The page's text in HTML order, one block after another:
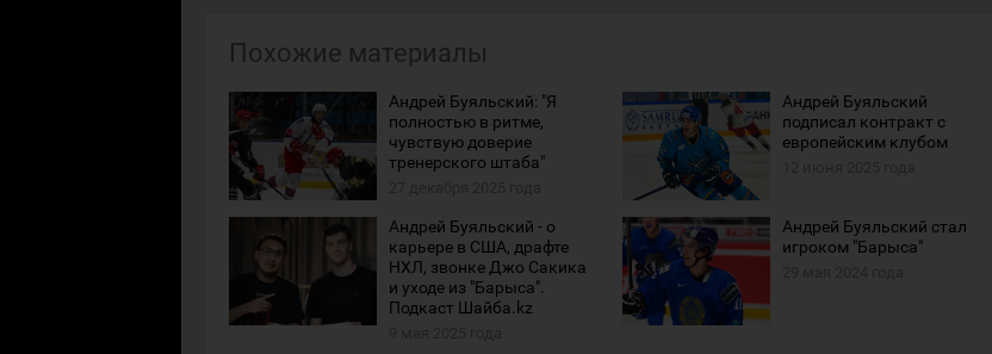
Похожие материалы
Андрей Буяльский: "Я
полностью в ритме,
чувствую доверие
тренерского штаба"
Андрей Буяльский
подписал контракт с
европейским клубом
Андрей Буяльский - о
карьере в США, драфте
НХЛ, звонке Джо Сакика
и уходе из "Барыса".
Подкаст Шайба.kz
Андрей Буяльский стал
игроком "Барыса"